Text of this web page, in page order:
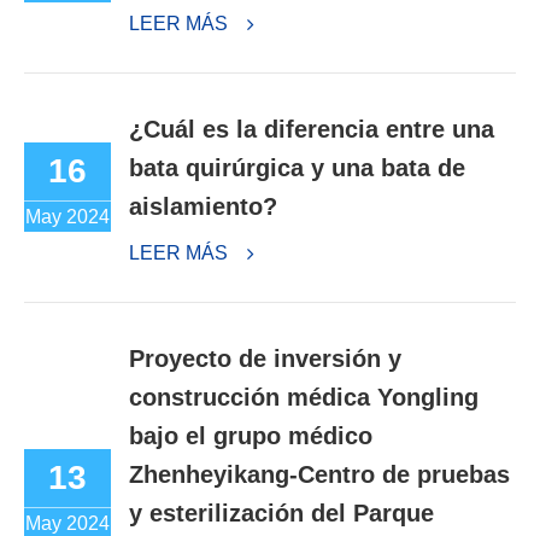
LEER MÁS
16
May 2024
¿Cuál es la diferencia entre una
bata quirúrgica y una bata de
aislamiento?
LEER MÁS
13
May 2024
Proyecto de inversión y
construcción médica Yongling
bajo el grupo médico
Zhenheyikang-Centro de pruebas
y esterilización del Parque